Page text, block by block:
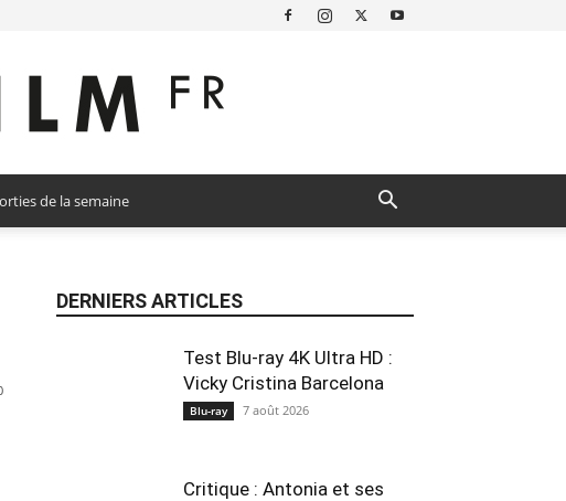
de la semaine
DERNIERS ARTICLES
Test Blu-ray 4K Ultra HD :
Vicky Cristina Barcelona
Blu-ray 7 août 2026
Critique : Antonia et ses